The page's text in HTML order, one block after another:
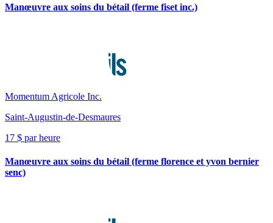
Manœuvre aux soins du bétail (ferme fiset inc.)
Momentum Agricole Inc.
Saint-Augustin-de-Desmaures
17 $ par heure
Manœuvre aux soins du bétail (ferme florence et yvon bernier
senc)